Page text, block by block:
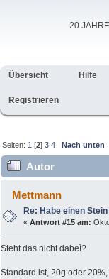
20
Übersicht Hilfe
Registrieren
Seiten: 1 [2]3 4 Nach unten
Autor
keine Ahnung
Mettmann
Re: Habe einen
«Antwort #15 am:
Steht das nicht dabeì?
Standard ist, 20g oder